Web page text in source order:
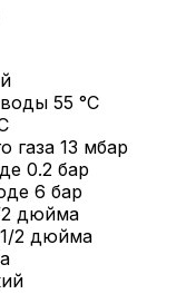
55 °С
газа 13 мбар
0.2 бар
6 бар
2 дюйма
1/2 дюйма